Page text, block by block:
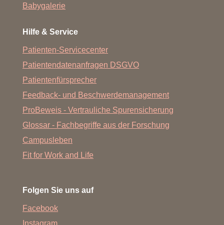
Babygalerie
Hilfe & Service
Patienten-Servicecenter
Patientendatenanfragen DSGVO
Patientenfürsprecher
Feedback- und Beschwerdemanagement
ProBeweis - Vertrauliche Spurensicherung
Glossar - Fachbegriffe aus der Forschung
Campusleben
Fit for Work and Life
Folgen Sie uns auf
Facebook
Instagram